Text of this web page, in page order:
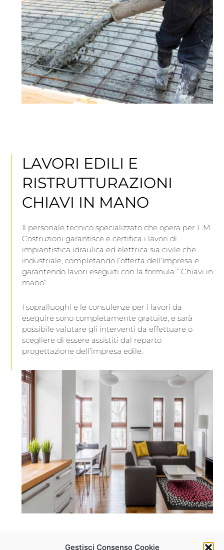
Gestisci Consenso Cookie
LAVORI EDILI E
RISTRUTTURAZIONI
CHIAVI IN MANO
Il personale tecnico specializzato che opera per L.M
Costruzioni garantisce e certifica i lavori di
impiantistica idraulica ed elettrica sia civile che
industriale, completando l’offerta dell’Impresa e
garantendo lavori eseguiti con la formula “ Chiavi in
mano”.
I sopralluoghi e le consulenze per i lavori da
eseguire sono completamente gratuite, e sarà
possibile valutare gli interventi da effettuare o
scegliere di essere assistiti dal reparto
progettazione dell’impresa edile.
CHIAMATE IN SEDE PER RICHIEDERE UN